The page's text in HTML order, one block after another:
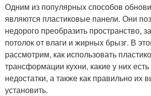
Одним из популярных способов
являются пластиковые панели. Они
недорого преобразить пространство,
потолок от влаги и жирных брызг. В
рассмотрим, как использовать
трансформации кухни, какие у них
недостатки, а также как правильно их
установить.